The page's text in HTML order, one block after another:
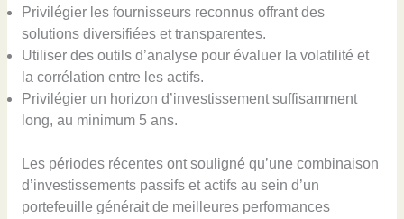
Privilégier les fournisseurs reconnus offrant des
solutions diversifiées et transparentes.
Utiliser des outils d’analyse pour évaluer la volatilité et
la corrélation entre les actifs.
Privilégier un horizon d’investissement suffisamment
long, au minimum 5 ans.
Les périodes récentes ont souligné qu’une combinaison
d’investissements passifs et actifs au sein d’un
portefeuille générait de meilleures performances